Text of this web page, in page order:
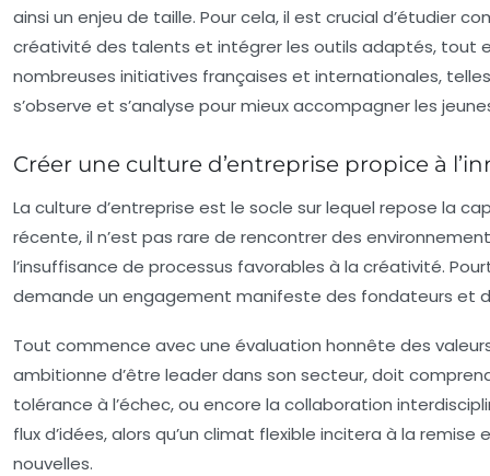
ainsi un enjeu de taille. Pour cela, il est crucial d’étudier
créativité des talents et intégrer les outils adaptés, tout
nombreuses initiatives françaises et internationales,
s’observe et s’analyse pour mieux accompagner les
Créer une culture d’entreprise propice à
La culture d’entreprise est le socle sur lequel repose la
récente, il n’est pas rare de rencontrer des
l’insuffisance de processus favorables à la créativité.
demande un engagement manifeste des fondateurs et
Tout commence avec une évaluation honnête des
ambitionne d’être leader dans son secteur, doit
tolérance à l’échec, ou encore la collaboration
flux d’idées, alors qu’un climat flexible incitera à la
nouvelles.